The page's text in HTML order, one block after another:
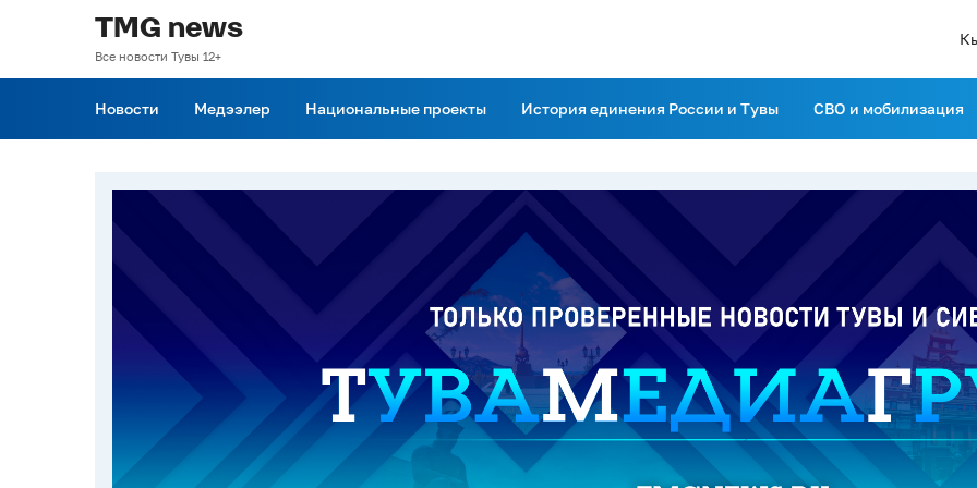
TMG news
Все новости Тувы 12+
Новости Медээлер Национальные проекты История единения России и Тувы СВО и мобилизация